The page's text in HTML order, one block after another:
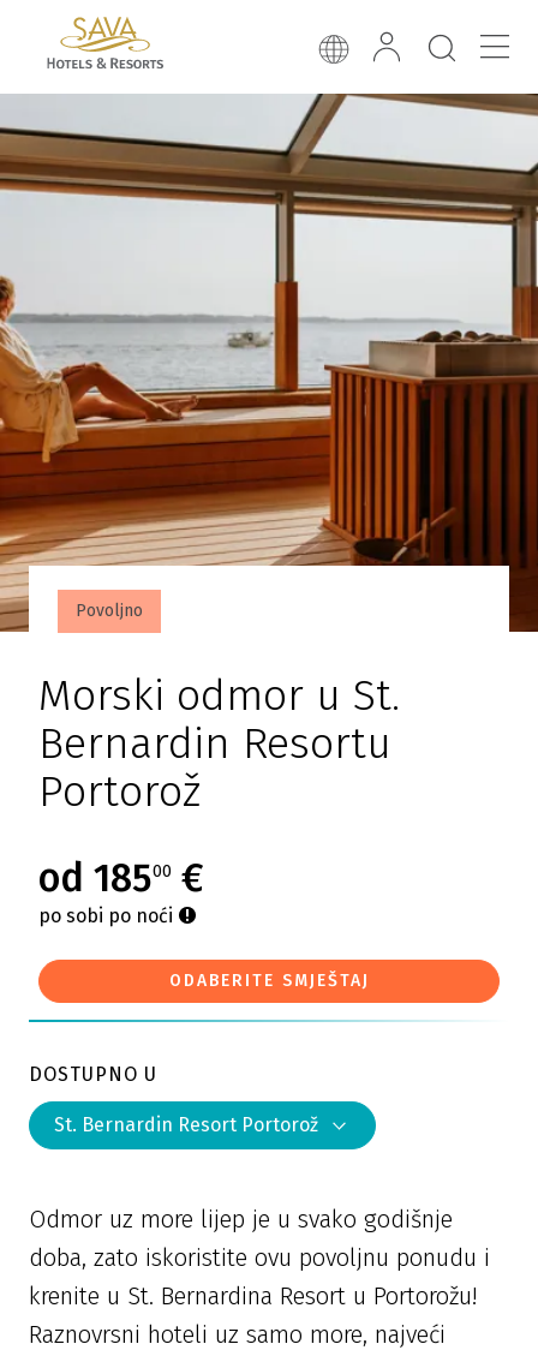
Povoljno
Morski odmor u St.
Bernardin Resortu
Portorož
od 18500 €
po sobi po noći
ODABERITE SMJEŠTAJ
DOSTUPNO U
St. Bernardin Resort Portorož
Odmor uz more lijep je u svako godišnje
doba, zato iskoristite ovu povoljnu ponudu i
krenite u St. Bernardina Resort u Portorožu!
Raznovrsni hoteli uz samo more, najveći